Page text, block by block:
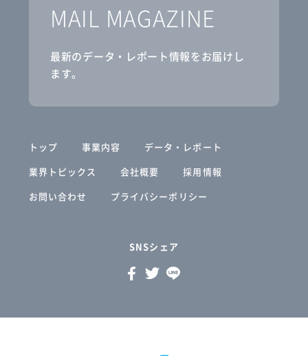
MAIL MAGAZINE
最新のデータ・レポート情報をお届けし
ます。
トップ 事業内容
データ・レポート
業界トピックス
会社概要
採用情報
お問い合わせ
プライバシーポリシー
SNSシェア